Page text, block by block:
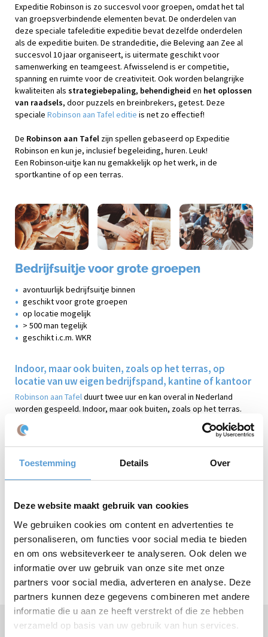
Toestemming Details Over
Deze website maakt gebruik van cookies
We gebruiken cookies om content en advertenties te
personaliseren, om functies voor social media te bieden
en om ons websiteverkeer te analyseren. Ook delen we
informatie over uw gebruik van onze site met onze
partners voor social media, adverteren en analyse. Deze
partners kunnen deze gegevens combineren met andere
informatie die u aan ze heeft verstrekt of die ze hebben
verzameld op basis van uw gebruik van hun services.
Expeditie Robinson is zo succesvol voor groepen, omdat het tal
van groepsverbindende elementen bevat. De onderdelen van
deze speciale tafeleditie expeditie bevat dezelfde onderdelen
als de expeditie buiten. De strandeditie, die Beleving aan Zee al
succesvol 10 jaar organiseert, is uitermate geschikt voor
samenwerking en teamgeest. Afwisselend is er competitie,
spanning en ruimte voor de creativiteit. Ook worden belangrijke
kwaliteiten als strategiebepaling, behendigheid en het oplossen
van raadsels, door puzzels en breinbrekers, getest. Deze
speciale Robinson aan Tafel editie is net zo effectief!
De Robinson aan Tafel zijn spellen gebaseerd op Expeditie
Robinson en kun je, inclusief begeleiding, huren. Leuk!
Een Robinson-uitje kan nu gemakkelijk op het werk, in de
sportkantine of op een terras.
Bedrijfsuitje voor grote groepen
avontuurlijk bedrijfsuitje binnen
geschikt voor grote groepen
op locatie mogelijk
> 500 man tegelijk
geschikt i.c.m. WKR
Indoor, maar ook buiten, zoals op het terras, op
locatie van uw eigen bedrijfspand, kantine of kantoor
Robinson aan Tafelduurt twee uur en kan overal in Nederland
worden gespeeld. Indoor, maar ook buiten, zoals op het terras.
congrescentra, vergaderruimtes en in horeca naar keuze. Ook op
locatie van uw eigen bedrijfspand, kantine of kantoor.
Bekijk dezeRobinson aan Tafel sfeerimpressie
Grotere groepen of speciale wensen?Vraag het ons!
Winnaarsketting of mini bokaal
Perfect als aandenken aan een geslaagd uitje: een mini bokaal of
winnaarsketting.
De winnaarsketting is verkrijgbaar voor € 25 per stuk en de mini
bokaal voor € 7,50 per stuk.